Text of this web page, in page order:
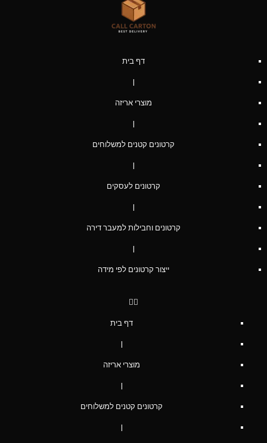
דף בית
|
מוצרי אריזה
|
קרטונים קטנים למשלוחים
|
קרטונים לעסקים
|
קרטונים וחבילות למעבר דירה
|
ייצור קרטונים לפי מידה
דף בית
|
מוצרי אריזה
|
קרטונים קטנים למשלוחים
|